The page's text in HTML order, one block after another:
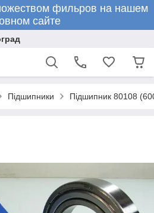
фильров на нашем
сайте
Підшипники Підшипник 80108